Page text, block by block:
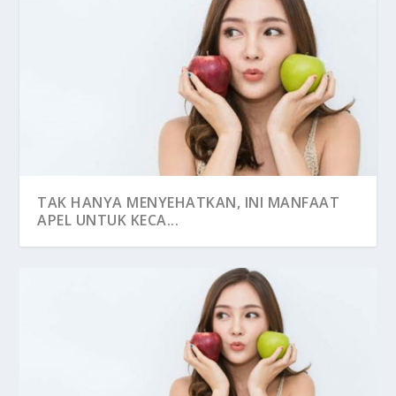
TAK HANYA MENYEHATKAN, INI MANFAAT
APEL UNTUK KECA...